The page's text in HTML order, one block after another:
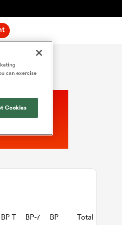
BP T BP-7 BP Total
can exercise
Cookies